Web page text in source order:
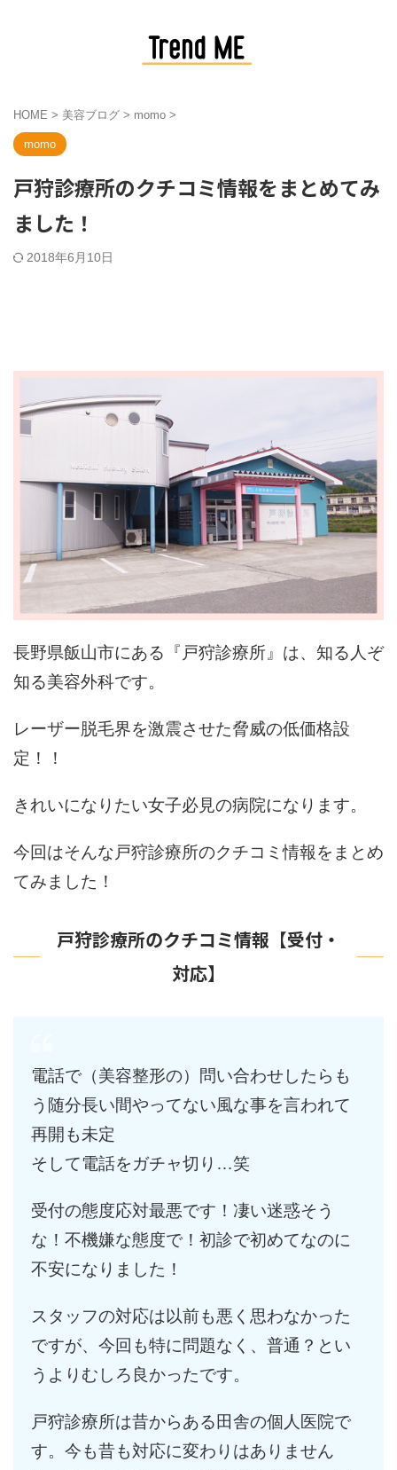
HOME > 美容ブログ > momo >
momo
戸狩診療所のクチコミ情報をまとめてみ
ました！
2018年6月10日
長野県飯山市にある『戸狩診療所』は、知る人ぞ
知る美容外科です。
レーザー脱毛界を激震させた脅威の低価格設
定！！
きれいになりたい女子必見の病院になります。
今回はそんな戸狩診療所のクチコミ情報をまとめ
てみました！
戸狩診療所のクチコミ情報【受付・
対応】
電話で（美容整形の）問い合わせしたらも
う随分長い間やってない風な事を言われて
再開も未定
そして電話をガチャ切り…笑
受付の態度応対最悪です！凄い迷惑そう
な！不機嫌な態度で！初診で初めてなのに
不安になりました！
スタッフの対応は以前も悪く思わなかった
ですが、今回も特に問題なく、普通？とい
うよりむしろ良かったです。
戸狩診療所は昔からある田舎の個人医院で
す。今も昔も対応に変わりはありません